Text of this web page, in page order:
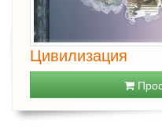
Цивилизация